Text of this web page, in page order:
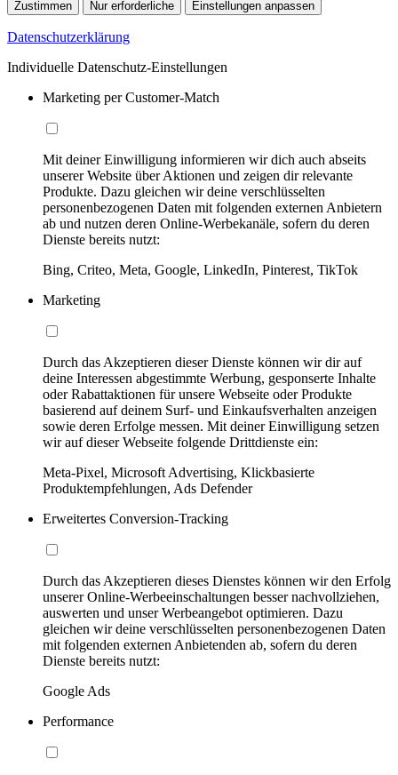
Zustimmen Nur erforderliche Einstellungen anpassen
Datenschutzerklärung
Individuelle Datenschutz-Einstellungen
Marketing per Customer-Match
Mit deiner Einwilligung informieren wir dich auch abseits
unserer Website über Aktionen und zeigen dir relevante
Produkte. Dazu gleichen wir deine verschlüsselten
personenbezogenen Daten mit folgenden externen Anbietern
ab und nutzen deren Online-Werbekanäle, sofern du deren
Dienste bereits nutzt:
Bing, Criteo, Meta, Google, LinkedIn, Pinterest, TikTok
Marketing
Durch das Akzeptieren dieser Dienste können wir dir auf
deine Interessen abgestimmte Werbung, gesponserte Inhalte
oder Rabattaktionen für unsere Webseite oder Produkte
basierend auf deinem Surf- und Einkaufsverhalten anzeigen
sowie deren Erfolge messen. Mit deiner Einwilligung setzen
wir auf dieser Webseite folgende Drittdienste ein:
Meta-Pixel, Microsoft Advertising, Klickbasierte
Produktempfehlungen, Ads Defender
Erweitertes Conversion-Tracking
Durch das Akzeptieren dieses Dienstes können wir den Erfolg
unserer Online-Werbeeinschaltungen besser nachvollziehen,
auswerten und unser Werbeangebot optimieren. Dazu
gleichen wir deine verschlüsselten personenbezogenen Daten
mit folgenden externen Anbietenden ab, sofern du deren
Dienste bereits nutzt:
Google Ads
Performance